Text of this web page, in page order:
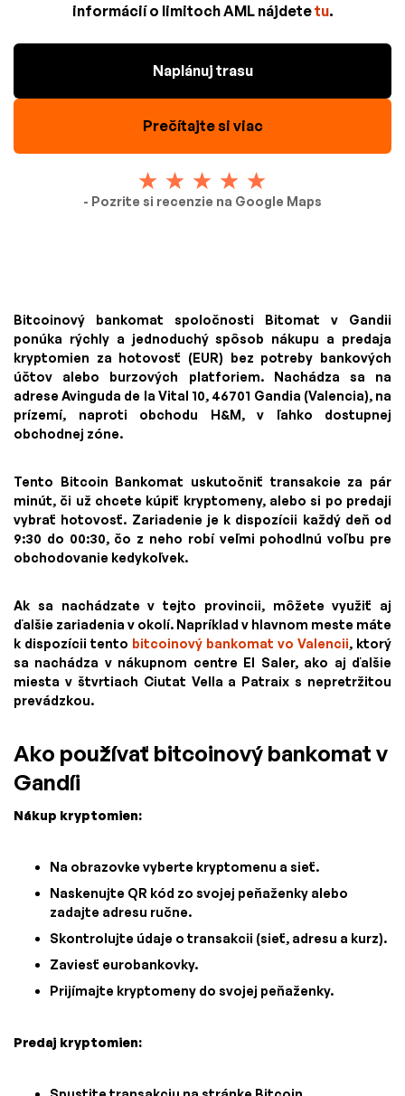
informácií o limitoch AML nájdetetu.
Naplánuj trasu
Prečítajte si viac
- Pozrite si recenzie na Google Maps
Bitcoinový bankomat spoločnosti Bitomat v Gandii
ponúka rýchly a jednoduchý spôsob nákupu a predaja
kryptomien za hotovosť (EUR) bez potreby bankových
účtov alebo burzových platforiem. Nachádza sa na
adrese Avinguda de la Vital 10, 46701 Gandia (Valencia), na
prízemí, naproti obchodu H&M, v ľahko dostupnej
obchodnej zóne.
Tento Bitcoin Bankomat uskutočniť transakcie za pár
minút, či už chcete kúpiť kryptomeny, alebo si po predaji
vybrať hotovosť. Zariadenie je k dispozícii každý deň od
9:30 do 00:30, čo z neho robí veľmi pohodlnú voľbu pre
obchodovanie kedykoľvek.
Ak sa nachádzate v tejto provincii, môžete využiť aj
ďalšie zariadenia v okolí. Napríklad v hlavnom meste máte
k dispozícii tento bitcoinový bankomat vo Valencii, ktorý
sa nachádza v nákupnom centre El Saler, ako aj ďalšie
miesta v štvrtiach Ciutat Vella a Patraix s nepretržitou
prevádzkou.
Ako používať bitcoinový bankomat v
Gandíi
Nákup kryptomien:
Na obrazovke vyberte kryptomenu a sieť.
Naskenujte QR kód zo svojej peňaženky alebo
zadajte adresu ručne.
Skontrolujte údaje o transakcii (sieť, adresu a kurz).
Zaviesť eurobankovky.
Prijímajte kryptomeny do svojej peňaženky.
Predaj kryptomien: